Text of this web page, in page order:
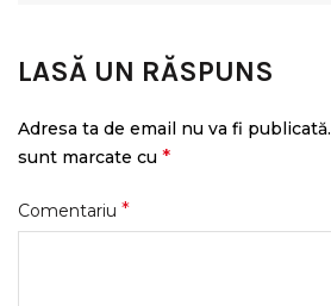
LASĂ UN RĂSPUNS
Adresa ta de email nu va fi publicată.
sunt marcate cu *
Comentariu *